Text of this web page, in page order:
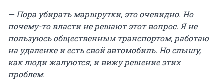
— Пора убирать маршрутки, это очевидно. Но
почему-то власти не решают этот вопрос. Я не
пользуюсь общественным транспортом, работаю
на удаленке и есть свой автомобиль. Но слышу,
как люди жалуются, и вижу решение этих
проблем.